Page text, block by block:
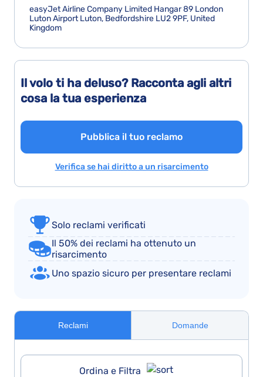
Il volo ti ha deluso? Racconta agli altri
cosa la tua esperienza
Pubblica il tuo reclamo
Verifica se hai diritto a un risarcimento
easyJet Airline Company Limited Hangar 89 London
Luton Airport Luton, Bedfordshire LU2 9PF, United
Kingdom
Solo reclami verificati
Il 50% dei reclami ha ottenuto un
risarcimento
Uno spazio sicuro per presentare reclami
Reclami Domande
Ordina e Filtra